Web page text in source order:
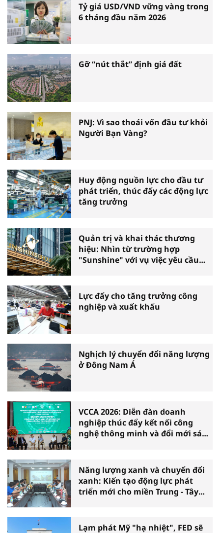
Tỷ giá USD/VND vững vàng trong
6 tháng đầu năm 2026
Gỡ “nút thắt” định giá đất
PNJ: Vì sao thoái vốn đầu tư khỏi
Người Bạn Vàng?
Huy động nguồn lực cho đầu tư
phát triển, thúc đẩy các động lực
tăng trưởng
Quản trị và khai thác thương
hiệu: Nhìn từ trường hợp
"Sunshine" với vụ việc yêu cầu
Lực đẩy cho tăng trưởng công
nghiệp và xuất khẩu
Nghịch lý chuyển đổi năng lượng
ở Đông Nam Á
VCCA 2026: Diễn đàn doanh
nghiệp thúc đẩy kết nối công
nghệ thông minh và đổi mới sáng
Năng lượng xanh và chuyển đổi
xanh: Kiến tạo động lực phát
triển mới cho miền Trung - Tây
Lạm phát Mỹ "hạ nhiệt", FED sẽ